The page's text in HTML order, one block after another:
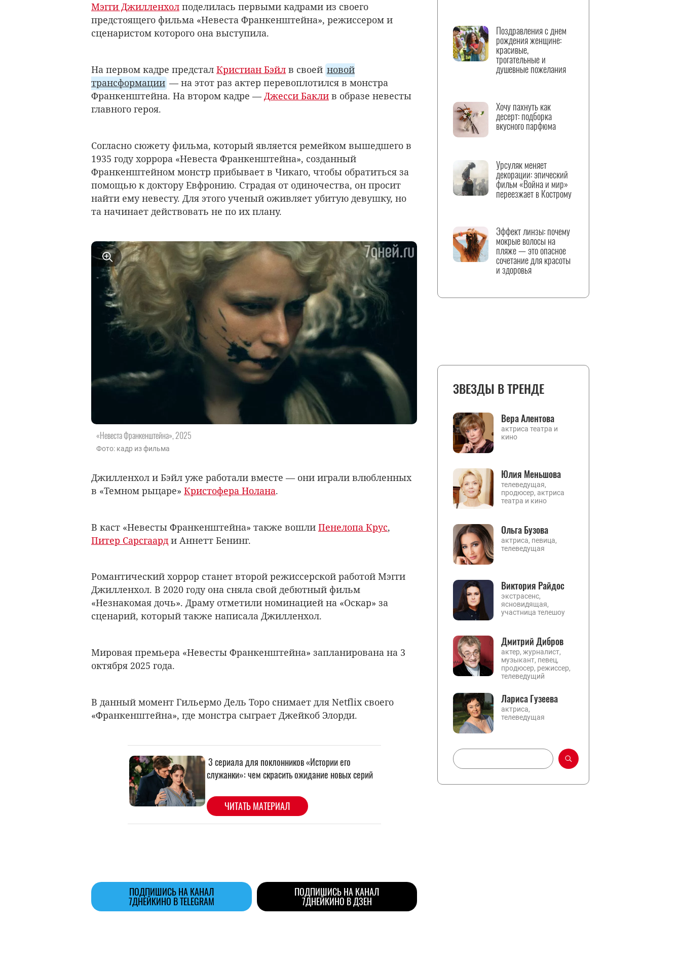
Мэгги Джилленхол поделилась первыми кадрами из своего
предстоящего фильма «Невеста Франкенштейна», режиссером и
сценаристом которого она выступила.
На первом кадре предстал Кристиан Бэйл в своей новой
трансформации — на этот раз актер перевоплотился в монстра
Франкенштейна. На втором кадре — Джесси Бакли в образе невесты
главного героя.
Согласно сюжету фильма, который является ремейком вышедшего в
1935 году хоррора «Невеста Франкенштейна», созданный
Франкенштейном монстр прибывает в Чикаго, чтобы обратиться за
помощью к доктору Евфронию. Страдая от одиночества, он просит
найти ему невесту. Для этого ученый оживляет убитую девушку, но
та начинает действовать не по их плану.
«Невеста Франкенштейна», 2025
Фото: кадр из фильма
Джилленхол и Бэйл уже работали вместе — они играли влюбленных
в «Темном рыцаре» Кристофера Нолана.
В каст «Невесты Франкенштейна» также вошли Пенелопа Крус,
Питер Сарсгаард и Аннетт Бенинг.
Романтический хоррор станет второй режиссерской работой Мэгги
Джилленхол. В 2020 году она сняла свой дебютный фильм
«Незнакомая дочь». Драму отметили номинацией на «Оскар» за
сценарий, который также написала Джилленхол.
Мировая премьера «Невесты Франкенштейна» запланирована на 3
октября 2025 года.
В данный момент Гильермо Дель Торо снимает для Netflix своего
«Франкенштейна», где монстра сыграет Джейкоб Элорди.
ПОДПИШИСЬ НА КАНАЛ
7ДНЕЙКИНО В TELEGRAM
ПОДПИШИСЬ НА КАНАЛ
7ДНЕЙКИНО В ДЗЕН
Поздравления с днем
рождения женщине:
красивые,
трогательные и
душевные пожелания
Хочу пахнуть как
десерт: подборка
вкусного парфюма
Урсуляк меняет
декорации: эпический
фильм «Война и мир»
переезжает в Кострому
Эффект линзы: почему
мокрые волосы на
пляже — это опасное
сочетание для красоты
и здоровья
ЗВЕЗДЫ В ТРЕНДЕ
Вера Алентова
актриса театра и
кино
Юлия Меньшова
телеведущая,
продюсер, актриса
театра и кино
Ольга Бузова
актриса, певица,
телеведущая
Виктория Райдос
экстрасенс,
ясновидящая,
участница телешоу
Дмитрий Дибров
актер, журналист,
музыкант, певец,
продюсер, режиссер,
телеведущий
Лариса Гузеева
актриса,
телеведущая